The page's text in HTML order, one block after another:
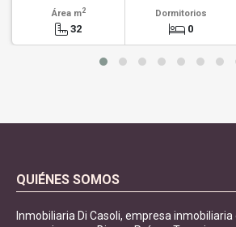
Área m2
32
Dormitorios
0
QUIÉNES SOMOS
Inmobiliaria Di Casoli, empresa